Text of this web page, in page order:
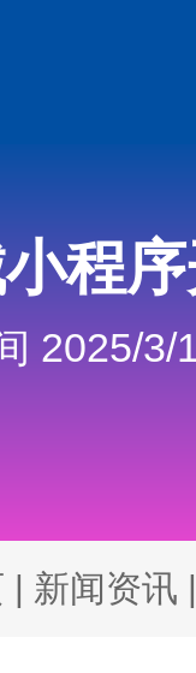
程
2025/3/
| 新闻资讯 |